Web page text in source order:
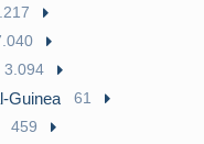
3.094
Guinea 61
459